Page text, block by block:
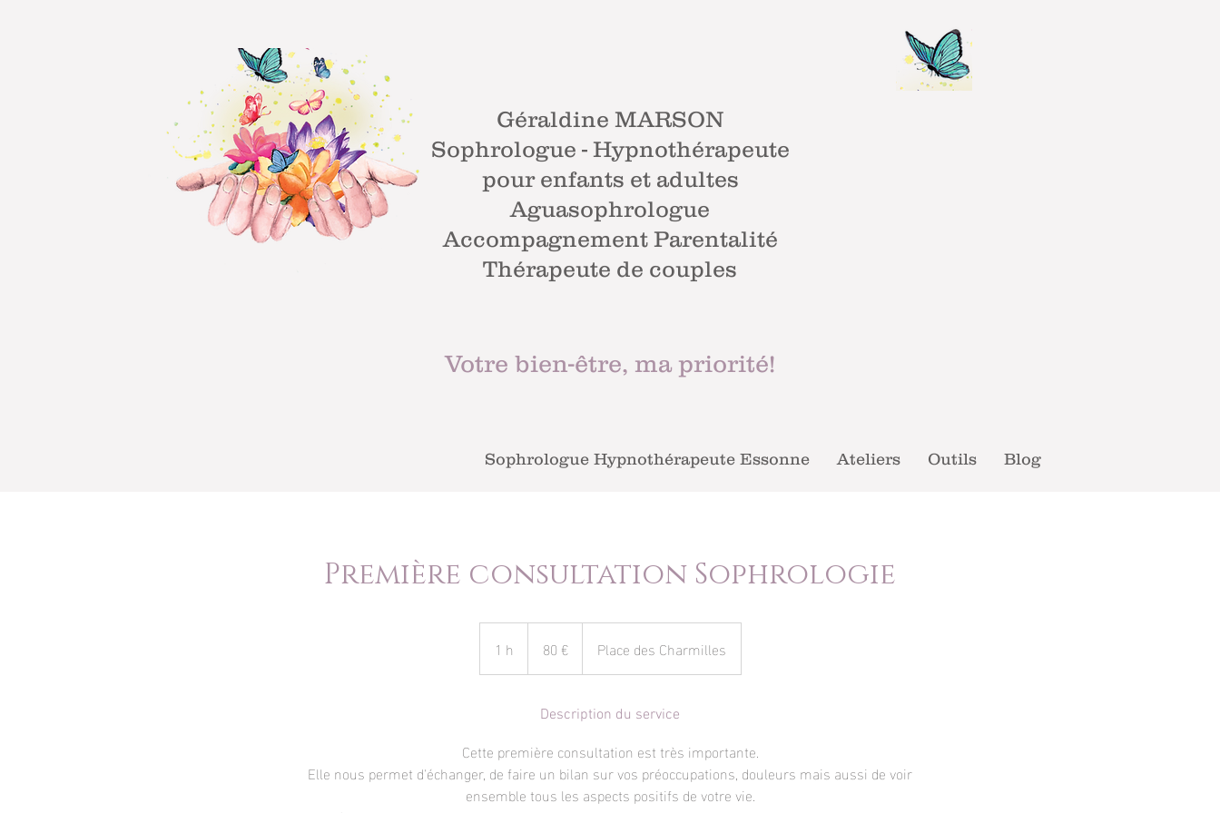
Géraldine MARSON
Sophrologue - Hypnothérapeute
pour enfants et adultes
Aguasophrologue
Accompagnement Parentalité
Thérapeute de couples
Votre bien-être, ma priorité!
Sophrologue Hypnothérapeute Essonne Ateliers Outils Blog
Première consultation Sophrologie
1 h 80 € Place des Charmilles
Description du service
Cette première consultation est très importante.
Elle nous permet d'échanger, de faire un bilan sur vos préoccupations, douleurs mais aussi de voir
ensemble tous les aspects positifs de votre vie.